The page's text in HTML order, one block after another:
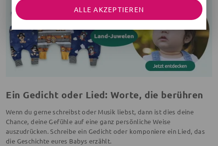
Ein Gedicht oder Lied: Worte, die berühren
Wenn du gerne schreibst oder Musik liebst, dann ist dies deine
Chance, deine Gefühle auf eine ganz persönliche Weise
auszudrücken. Schreibe ein Gedicht oder komponiere ein Lied, das
die Geschichte eures Babys erzählt.
ALLE AKZEPTIEREN